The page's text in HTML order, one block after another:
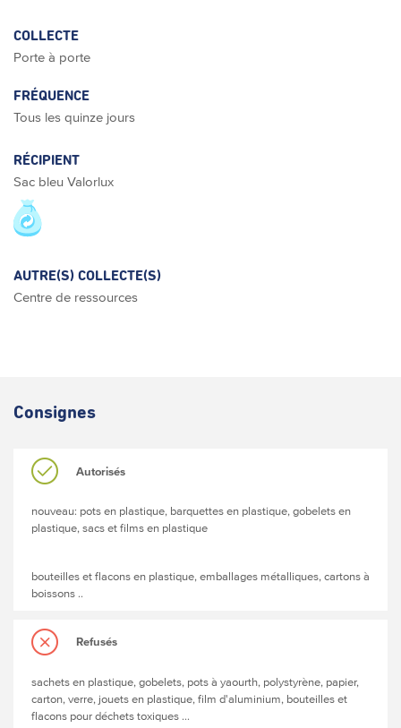
COLLECTE
Porte à porte
FRÉQUENCE
Tous les quinze jours
RÉCIPIENT
Sac bleu Valorlux
AUTRE(S) COLLECTE(S)
Centre de ressources
Consignes
Autorisés
nouveau: pots en plastique, barquettes en plastique, gobelets en
plastique, sacs et films en plastique
bouteilles et flacons en plastique, emballages métalliques, cartons à
boissons ..
Refusés
sachets en plastique, gobelets, pots à yaourth, polystyrène, papier,
carton, verre, jouets en plastique, film d'aluminium, bouteilles et
flacons pour déchets toxiques ...